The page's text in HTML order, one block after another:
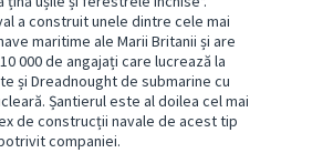
a construit unele dintre cele mai
maritime ale Marii Britanii și are
000 de angajați care lucrează la
și Dreadnought de submarine cu
Șantierul este al doilea cel mai
de construcții navale de acest tip
companiei.